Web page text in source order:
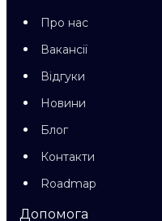
Про нас
Вакансії
Відгуки
Новини
Блог
Контакти
Roadmap
Допомога